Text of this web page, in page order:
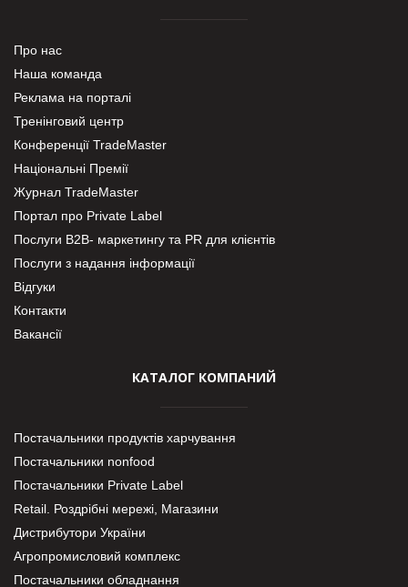
Про нас
Наша команда
Реклама на порталі
Тренінговий центр
Конференції TradeMaster
Національні Премії
Журнал TradeMaster
Портал про Private Label
Послуги В2В- маркетингу та PR для клієнтів
Послуги з надання інформації
Відгуки
Контакти
Вакансії
КАТАЛОГ КОМПАНИЙ
Постачальники продуктів харчування
Постачальники nonfood
Постачальники Private Label
Retail. Роздрібні мережі, Магазини
Дистрибутори України
Агропромисловий комплекс
Постачальники обладнання